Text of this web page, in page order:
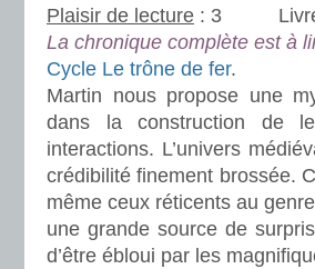
Plaisir de lecture :
La chronique complète est à
Cycle Le trône de fer.
Martin nous propose une
dans la construction de
interactions. L’univers
crédibilité finement brossée.
même ceux réticents au
une grande source de
d’être ébloui par les